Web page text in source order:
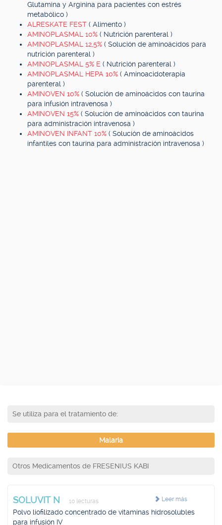
Glutamina y Arginina para pacientes con estrés
metabólico )
ALRESKATE FEST ( Alimento )
AMINOPLASMAL 10% ( Nutrición parenteral )
AMINOPLASMAL 12,5% ( Solución de aminoácidos para
nutrición parenteral )
AMINOPLASMAL 5% E ( Nutrición parenteral )
AMINOPLASMAL HEPA 10% ( Aminoacidoterapia
parenteral )
AMINOVEN 10% ( Solución de aminoácidos con taurina
para infusión intravenosa )
AMINOVEN 15% ( Solución de aminoácidos con taurina
para administración intravenosa )
AMINOVEN INFANT 10% ( Solución de aminoácidos
infantiles con taurina para administración intravenosa )
Se utiliza para el tratamiento de:
Malaria
Otros Medicamentos de FRESENIUS KABI
Leer más
SOLUVIT N 10 lecturas
Polvo liofilizado concentrado de vitaminas hidrosolubles
para infusión IV